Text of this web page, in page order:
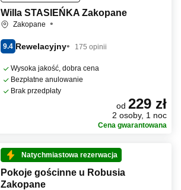
Willa STASIEŃKA Zakopane
Zakopane
9.4 Rewelacyjny 175 opinii
Wysoka jakość, dobra cena
Bezpłatne anulowanie
Brak przedpłaty
od 229 zł
2 osoby, 1 noc
Cena gwarantowana
Natychmiastowa rezerwacja
Pokoje gościnne u Robusia
Zakopane